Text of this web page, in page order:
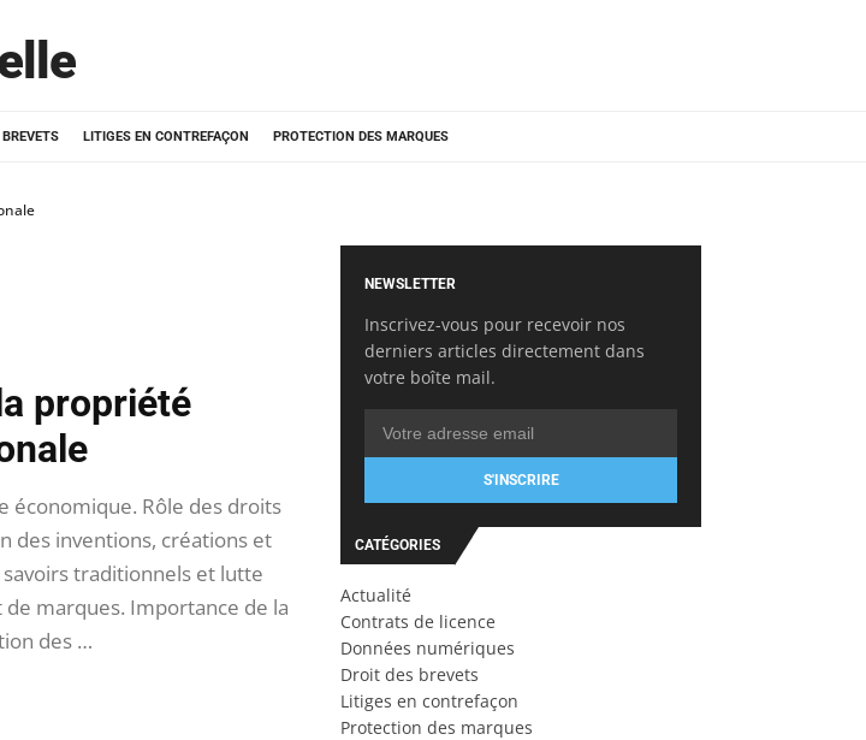
LITIGES EN CONTREFAÇON PROTECTION DES MARQUES
propriété
économique. Rôle des droits
des inventions, créations et
traditionnels et lutte
marques. Importance de la
des …
NEWSLETTER
Inscrivez-vous pour recevoir nos
derniers articles directement dans
votre boîte mail.
S'INSCRIRE
CATÉGORIES
Actualité
Contrats de licence
Données numériques
Droit des brevets
Litiges en contrefaçon
Protection des marques